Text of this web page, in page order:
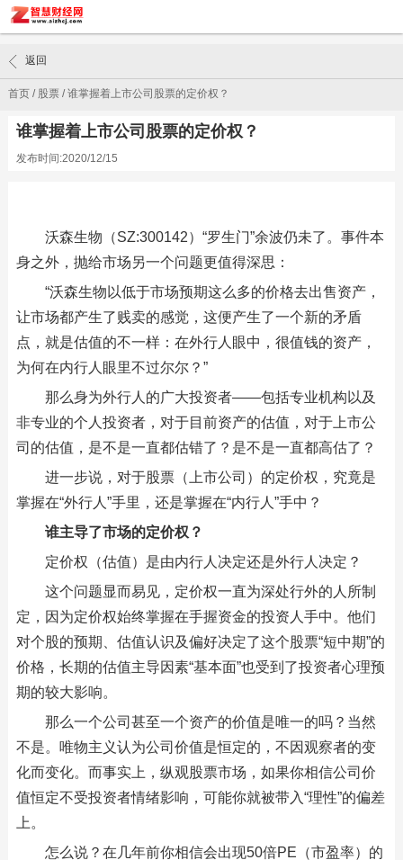
首页/ 股票/谁掌握着上市公司股票的定价权？
返回
谁掌握着上市公司股票的定价权？
发布时间:2020/12/15
沃森生物（SZ:300142）“罗生门”余波仍未了。事件本
身之外，抛给市场另一个问题更值得深思：
“沃森生物以低于市场预期这么多的价格去出售资产，
让市场都产生了贱卖的感觉，这便产生了一个新的矛盾
点，就是估值的不一样：在外行人眼中，很值钱的资产，
为何在内行人眼里不过尔尔？”
那么身为外行人的广大投资者——包括专业机构以及
非专业的个人投资者，对于目前资产的估值，对于上市公
司的估值，是不是一直都估错了？是不是一直都高估了？
进一步说，对于股票（上市公司）的定价权，究竟是
掌握在“外行人”手里，还是掌握在“内行人”手中？
谁主导了市场的定价权？
定价权（估值）是由内行人决定还是外行人决定？
这个问题显而易见，定价权一直为深处行外的人所制
定，因为定价权始终掌握在手握资金的投资人手中。他们
对个股的预期、估值认识及偏好决定了这个股票“短中期”的
价格，长期的估值主导因素“基本面”也受到了投资者心理预
期的较大影响。
那么一个公司甚至一个资产的价值是唯一的吗？当然
不是。唯物主义认为公司价值是恒定的，不因观察者的变
化而变化。而事实上，纵观股票市场，如果你相信公司价
值恒定不受投资者情绪影响，可能你就被带入“理性”的偏差
上。
怎么说？在几年前你相信会出现50倍PE（市盈率）的